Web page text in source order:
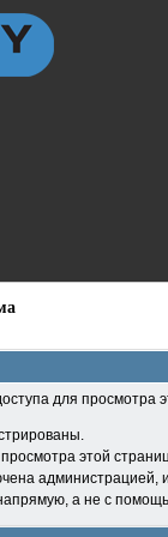
для
этой
администрацией,
а не с